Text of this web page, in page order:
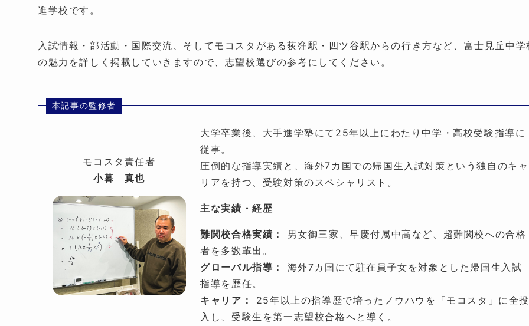
進学校です。
入試情報・部活動・国際交流、そしてモコスタがある荻窪駅・四ツ谷駅からの行き方など、富士見丘中学
の魅力を詳しく掲載していきますので、志望校選びの参考にしてください。
本記事の監修者
モコスタ責任者
小暮 真也
大学卒業後、大手進学塾にて25年以上にわたり中学・高校受験指導に
従事。
圧倒的な指導実績と、海外7カ国での帰国生入試対策という独自のキャ
リアを持つ、受験対策のスペシャリスト。
主な実績・経歴
難関校合格実績：
男女御三家、早慶付属中高など、超難関校への合格
者を多数輩出。
グローバル指導：
海外7カ国にて駐在員子女を対象とした帰国生入試
指導を歴任。
キャリア：
25年以上の指導歴で培ったノウハウを「モコスタ」に全投
入し、受験生を第一志望校合格へと導く。